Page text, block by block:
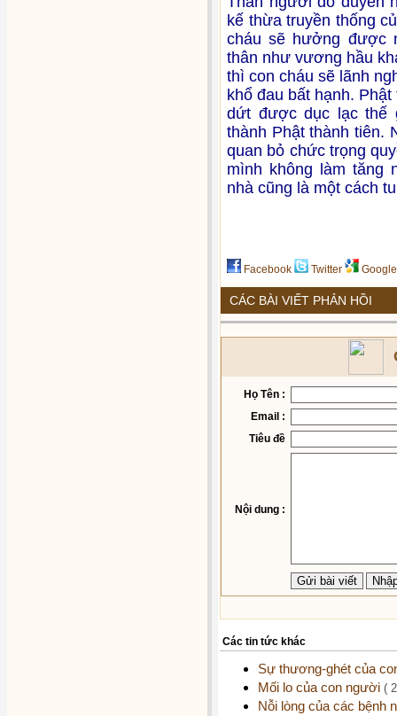
kế thừa truyền thống
cháu sẽ hưởng được
thân như vương hầu
thì con cháu sẽ lãnh
khổ đau bất hạnh.
dứt được dục lạc thế
thành Phật thành tiên.
quan bỏ chức trọng
mình không làm tăng
nhà cũng là một cách
Facebook Twitter Google
CÁC BÀI VIẾT PHẢN HỒI
Họ Tên :
Email :
Tiêu đề
Nội dung :
Các tin tức khác
Sự thương-ghét của
Mối lo của con người (
Nỗi lòng của các bệnh